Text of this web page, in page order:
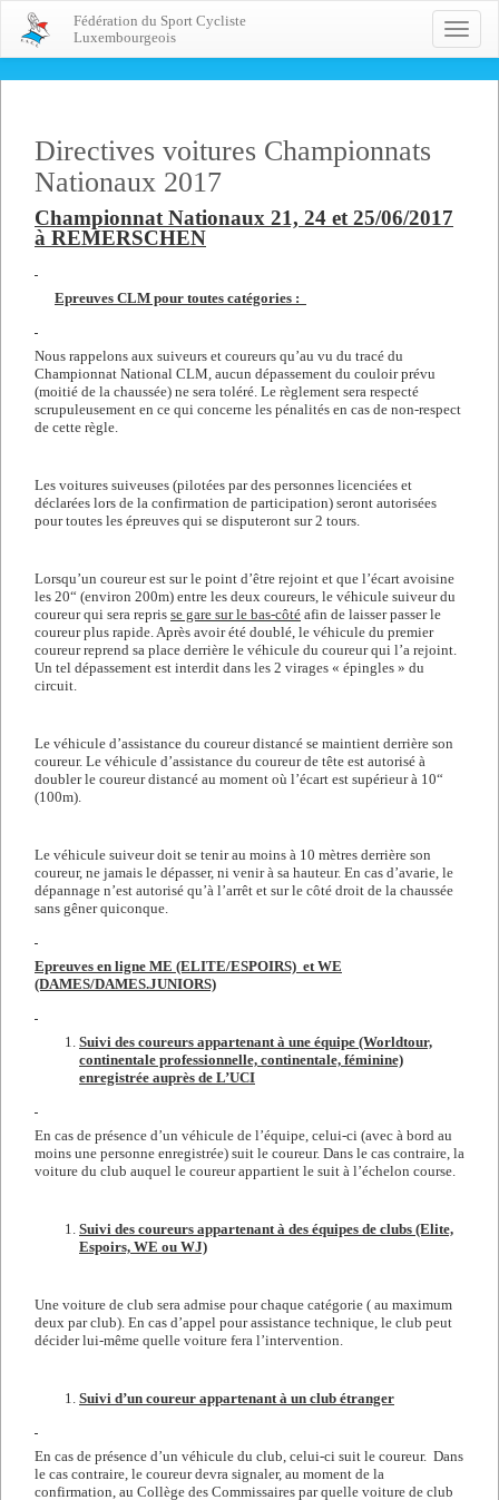
Toggle
Fédération du Sport Cycliste
Luxembourgeois
Directives voitures Championnats
Nationaux 2017
Championnat Nationaux 21, 24 et 25/06/2017
à REMERSCHEN
Epreuves CLM pour toutes catégories :
Nous rappelons aux suiveurs et coureurs qu’au vu du tracé du
Championnat National CLM, aucun dépassement du couloir prévu
(moitié de la chaussée) ne sera toléré. Le règlement sera respecté
scrupuleusement en ce qui concerne les pénalités en cas de non-respect
de cette règle.
Les voitures suiveuses (pilotées par des personnes licenciées et
déclarées lors de la confirmation de participation) seront autorisées
pour toutes les épreuves qui se disputeront sur 2 tours.
Lorsqu’un coureur est sur le point d’être rejoint et que l’écart avoisine
les 20“ (environ 200m) entre les deux coureurs, le véhicule suiveur du
coureur qui sera repris se gare sur le bas-côté afin de laisser passer le
coureur plus rapide. Après avoir été doublé, le véhicule du premier
coureur reprend sa place derrière le véhicule du coureur qui l’a rejoint.
Un tel dépassement est interdit dans les 2 virages « épingles » du
circuit.
Le véhicule d’assistance du coureur distancé se maintient derrière son
coureur. Le véhicule d’assistance du coureur de tête est autorisé à
doubler le coureur distancé au moment où l’écart est supérieur à 10“
(100m).
Le véhicule suiveur doit se tenir au moins à 10 mètres derrière son
coureur, ne jamais le dépasser, ni venir à sa hauteur. En cas d’avarie, le
dépannage n’est autorisé qu’à l’arrêt et sur le côté droit de la chaussée
sans gêner quiconque.
Epreuves en ligne ME (ELITE/ESPOIRS) et WE
(DAMES/DAMES.JUNIORS)
Suivi des coureurs appartenant à une équipe (Worldtour,
continentale professionnelle, continentale, féminine)
enregistrée auprès de L’UCI
En cas de présence d’un véhicule de l’équipe, celui-ci (avec à bord au
moins une personne enregistrée) suit le coureur. Dans le cas contraire, la
voiture du club auquel le coureur appartient le suit à l’échelon course.
Suivi des coureurs appartenant à des équipes de clubs (Elite,
Espoirs, WE ou WJ)
Une voiture de club sera admise pour chaque catégorie ( au maximum
deux par club). En cas d’appel pour assistance technique, le club peut
décider lui-même quelle voiture fera l’intervention.
Suivi d’un coureur appartenant à un club étranger
En cas de présence d’un véhicule du club, celui-ci suit le coureur. Dans
le cas contraire, le coureur devra signaler, au moment de la
confirmation, au Collège des Commissaires par quelle voiture de club